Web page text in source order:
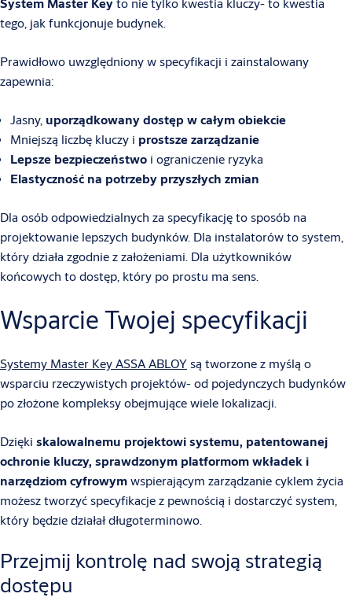
tego, jak funkcjonuje budynek.
Prawidłowo uwzględniony w specyfikacji i zainstalowany
zapewnia:
Jasny, uporządkowany dostęp w całym obiekcie
Mniejszą liczbę kluczy i prostsze zarządzanie
Lepsze bezpieczeństwoi ograniczenie ryzyka
Elastyczność na potrzeby przyszłych zmian
Dla osób odpowiedzialnych za specyfikację to sposób na
projektowanie lepszych budynków. Dla instalatorów to system,
który działa zgodnie z założeniami. Dla użytkowników
końcowych to dostęp, który po prostu ma sens.
Wsparcie Twojej specyfikacji
Systemy Master Key ASSA ABLOYsą tworzone z myślą o
wsparciu rzeczywistych projektów- od pojedynczych budynków
po złożone kompleksy obejmujące wiele lokalizacji.
Dzięki skalowalnemu projektowi systemu, patentowanej
ochronie kluczy, sprawdzonym platformom wkładek i
narzędziom cyfrowymwspierającym zarządzanie cyklem życia
możesz tworzyć specyfikacje z pewnością i dostarczyć system,
który będzie działał długoterminowo.
Przejmij kontrolę nad swoją strategią
dostępu